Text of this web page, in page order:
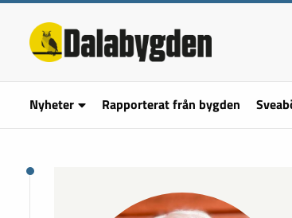
Nyheter Rapporterat från bygden